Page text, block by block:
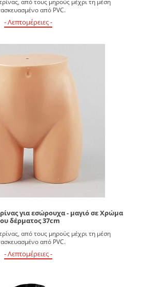
από τους μηρούς μέχρι τη μέση
από PVC.
- Λεπτομέρειες -
για εσώρουχα - μαγιό σε Χρώμα
δέρματος 37cm
από τους μηρούς μέχρι τη μέση
από PVC.
- Λεπτομέρειες -